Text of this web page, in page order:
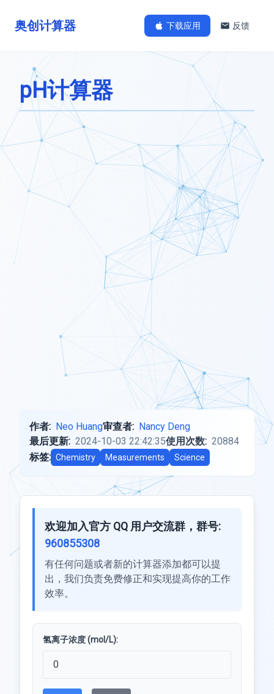
奥创计算器 下载应用 反馈
pH计算器
作者: Neo Huang审查者: Nancy Deng
最后更新: 2024-10-03 22:42:35使用次数: 20884
标签: Chemistry Measurements Science
欢迎加入官方 QQ 用户交流群，群号:
960855308
有任何问题或者新的计算器添加都可以提
出，我们负责免费修正和实现提高你的工作
效率。
氢离子浓度 (mol/L):